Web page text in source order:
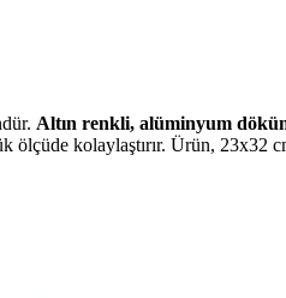
Altın renkli, alüminyum
ölçüde kolaylaştırır. Ürün,